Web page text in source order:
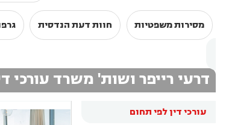
מסירות משפטיות חוות דעת הנדסית
דרעי רייפר ושות' משרד עורכי
עורכי דין לפי תחום